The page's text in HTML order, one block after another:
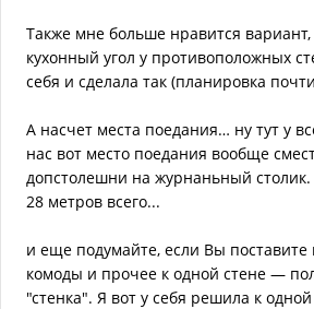
Также мне больше нравится вариант,
кухонный угол у противоположных
себя и сделала так (планировка
А насчет места поедания… ну тут у
нас вот место поедания вообще
допстолешни на журнаньный
28 метров всего...
и еще подумайте, если Вы поставите
комоды и прочее к одной стене —
"стенка". Я вот у себя решила к